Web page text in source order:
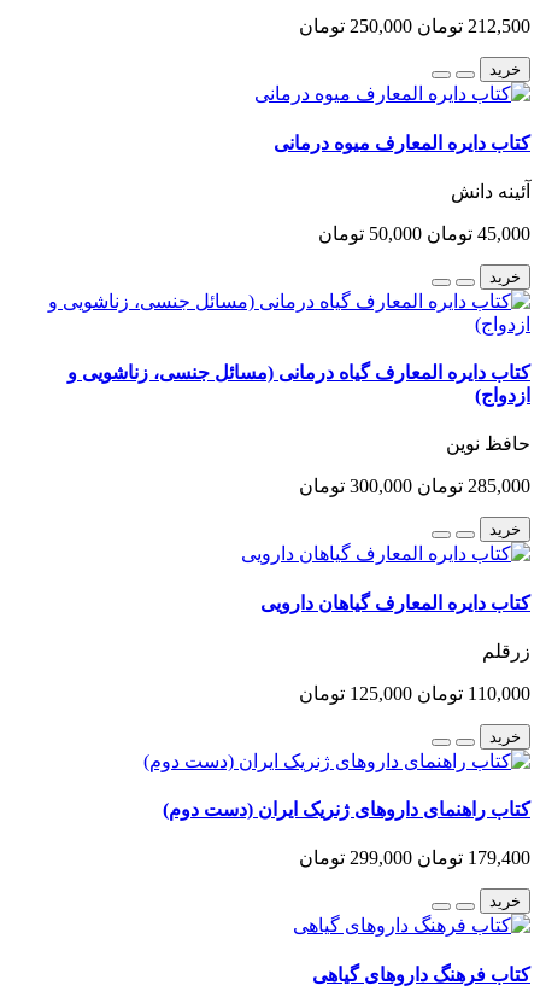
212,500 تومان 250,000 تومان
خرید
کتاب دایره المعارف میوه درمانی
آئینه دانش
45,000 تومان 50,000 تومان
خرید
کتاب دایره المعارف گیاه درمانی (مسائل جنسی، زناشویی و
ازدواج)
حافظ نوین
285,000 تومان 300,000 تومان
خرید
کتاب دایره المعارف گیاهان دارویی
زرقلم
110,000 تومان 125,000 تومان
خرید
کتاب راهنمای داروهای ژنریک ایران (دست دوم)
179,400 تومان 299,000 تومان
خرید
کتاب فرهنگ داروهای گیاهی